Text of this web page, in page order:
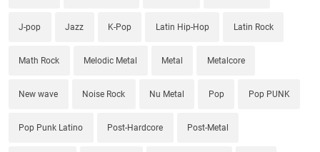
J-pop Jazz K-Pop Latin Hip-Hop Latin Rock
Math Rock Melodic Metal Metal Metalcore
New wave Noise Rock Nu Metal Pop Pop PUNK
Pop Punk Latino Post-Hardcore Post-Metal